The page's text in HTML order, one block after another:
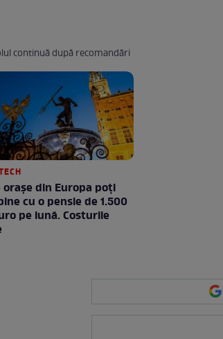
continuă după recomandări
orașe din Europa poți
cu o pensie de 1.500
pe lună. Costurile